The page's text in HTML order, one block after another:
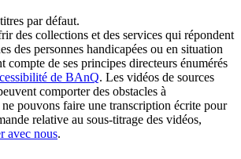
par défaut.
des collections et des services qui répondent
des personnes handicapées ou en situation
compte de ses principes directeurs énumérés
de BAnQ. Les vidéos de sources
comporter des obstacles à
ne pouvons faire une transcription écrite pour
relative au sous-titrage des vidéos,
avec nous.